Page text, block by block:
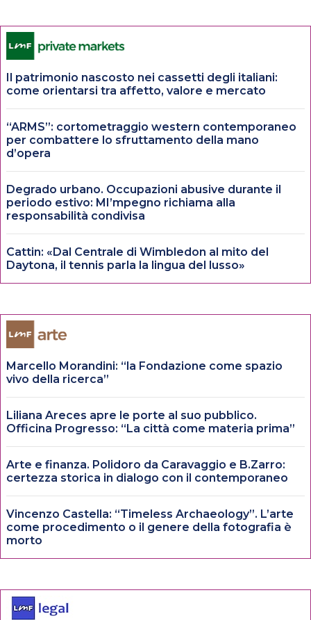
Il patrimonio nascosto nei cassetti degli italiani:
come orientarsi tra affetto, valore e mercato
“ARMS”: cortometraggio western contemporaneo
per combattere lo sfruttamento della mano
d’opera
Degrado urbano. Occupazioni abusive durante il
periodo estivo: MI’mpegno richiama alla
responsabilità condivisa
Cattin: «Dal Centrale di Wimbledon al mito del
Daytona, il tennis parla la lingua del lusso»
Marcello Morandini: “la Fondazione come spazio
vivo della ricerca”
Liliana Areces apre le porte al suo pubblico.
Officina Progresso: “La città come materia prima”
Arte e finanza. Polidoro da Caravaggio e B.Zarro:
certezza storica in dialogo con il contemporaneo
Vincenzo Castella: “Timeless Archaeology”. L’arte
come procedimento o il genere della fotografia è
morto